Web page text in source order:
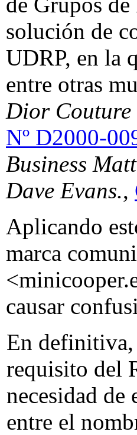
solución de
UDRP, en la
entre otras
Dior
Nº D2000-
Business
Dave Evans.,
Aplicando
marca
causar
En definitiva,
requisito del
necesidad
entre el